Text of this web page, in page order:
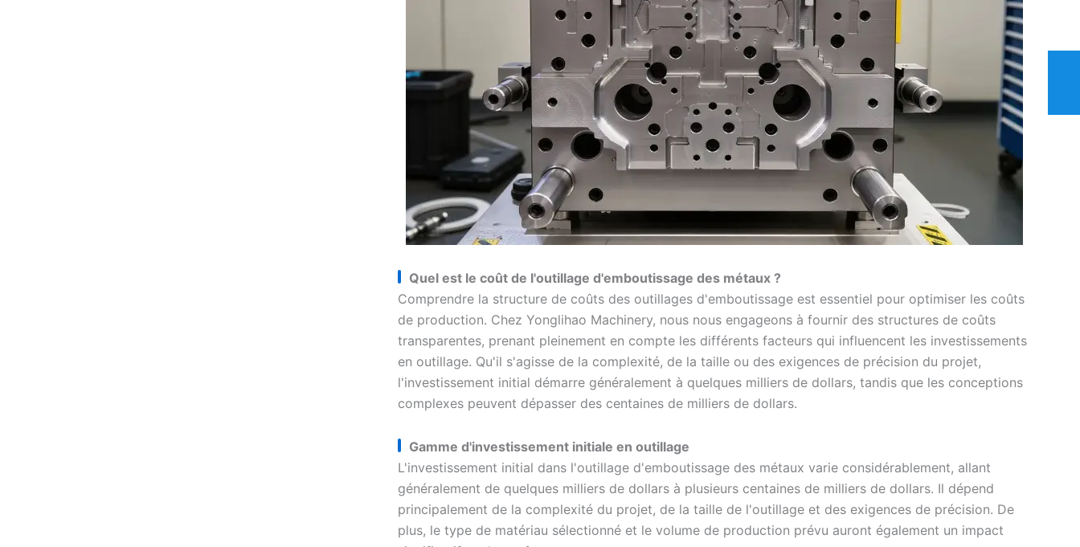
Quel est le coût de l'outillage d'emboutissage des métaux ?
Comprendre la structure de coûts des outillages d'emboutissage est essentiel pour optimiser les coûts
de production. Chez Yonglihao Machinery, nous nous engageons à fournir des structures de coûts
transparentes, prenant pleinement en compte les différents facteurs qui influencent les investissements
en outillage. Qu'il s'agisse de la complexité, de la taille ou des exigences de précision du projet,
l'investissement initial démarre généralement à quelques milliers de dollars, tandis que les conceptions
complexes peuvent dépasser des centaines de milliers de dollars.
Gamme d'investissement initiale en outillage
L'investissement initial dans l'outillage d'emboutissage des métaux varie considérablement, allant
généralement de quelques milliers de dollars à plusieurs centaines de milliers de dollars. Il dépend
principalement de la complexité du projet, de la taille de l'outillage et des exigences de précision. De
plus, le type de matériau sélectionné et le volume de production prévu auront également un impact